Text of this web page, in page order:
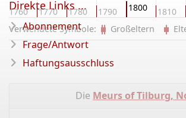
1760 1770 1780 1790 1800 1810
Verwendete Symbole: Großeltern
Die Meurs of Tilburg,
Direkte Links ...
Abonnement
Frage/Antwort
Haftungsausschluss